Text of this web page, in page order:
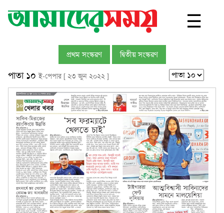
☰
প্রথম সংস্করণ দ্বিতীয় সংস্করণ
পাতা ১০ই-পেপার [ ২৩ জুন ২০২২ ]